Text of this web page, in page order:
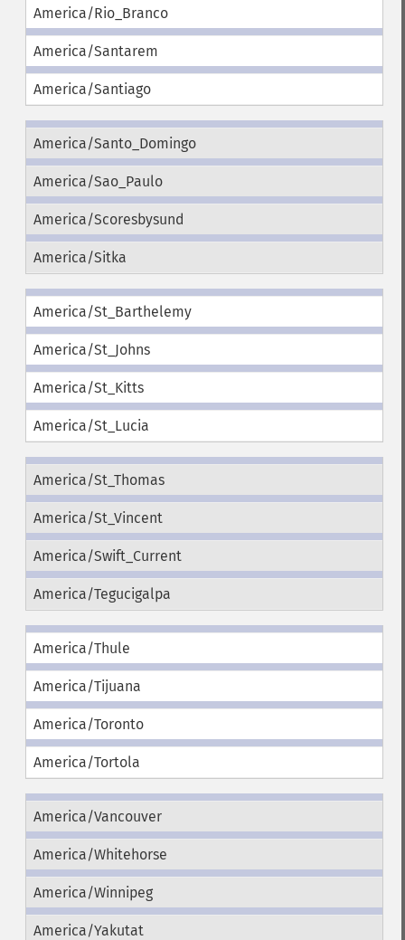
America/Rio_Branco
America/Santarem
America/Santiago
America/Santo_Domingo
America/Sao_Paulo
America/Scoresbysund
America/Sitka
America/St_Barthelemy
America/St_Johns
America/St_Kitts
America/St_Lucia
America/St_Thomas
America/St_Vincent
America/Swift_Current
America/Tegucigalpa
America/Thule
America/Tijuana
America/Toronto
America/Tortola
America/Vancouver
America/Whitehorse
America/Winnipeg
America/Yakutat